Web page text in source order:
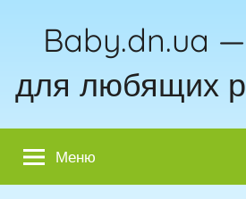
Baby.dn.ua
для любящих
Меню